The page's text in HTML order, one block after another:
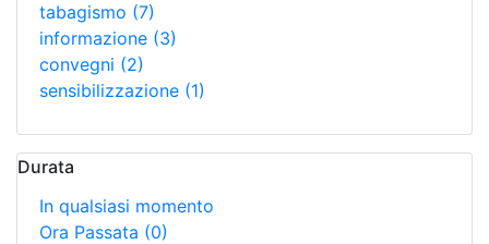
tabagismo (7)
informazione (3)
convegni (2)
sensibilizzazione (1)
Durata
In qualsiasi momento
Ora Passata (0)